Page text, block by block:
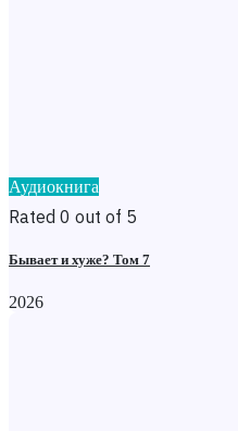
Аудиокнига
Rated 0 out of 5
Бывает и хуже? Том 7
2026